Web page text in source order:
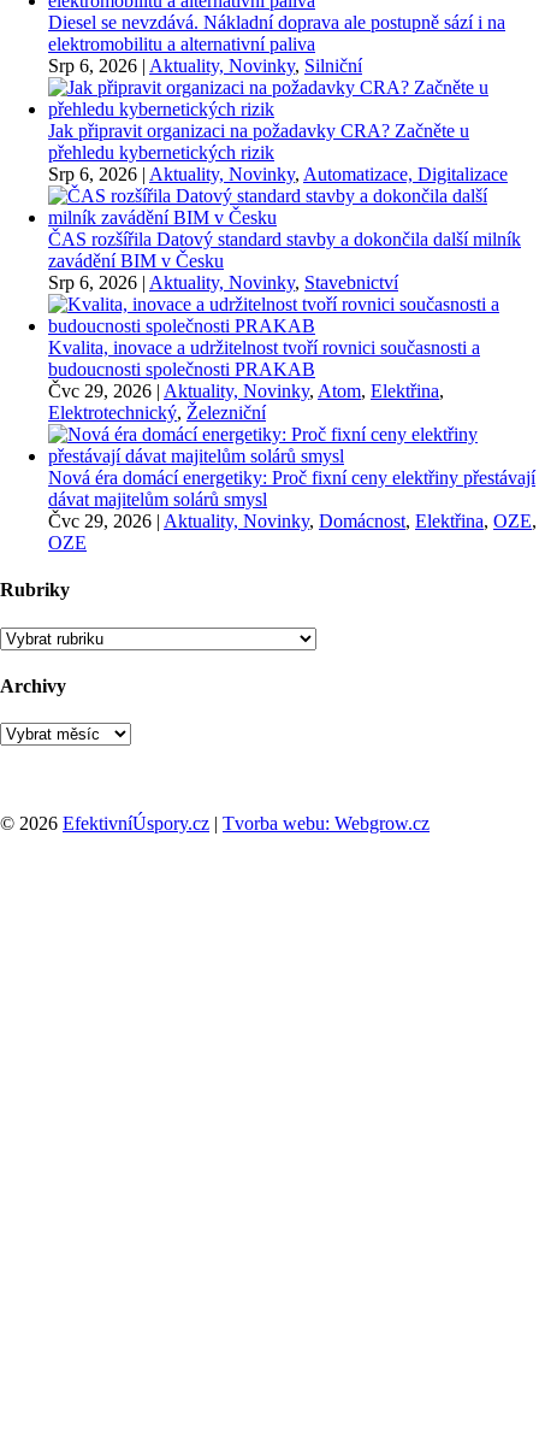
Diesel se nevzdává. Nákladní doprava ale postupně sází i na
elektromobilitu a alternativní paliva
Srp 6, 2026 | Aktuality, Novinky, Silniční
Jak připravit organizaci na požadavky CRA? Začněte u
přehledu kybernetických rizik
Srp 6, 2026 | Aktuality, Novinky, Automatizace, Digitalizace
ČAS rozšířila Datový standard stavby a dokončila další milník
zavádění BIM v Česku
Srp 6, 2026 | Aktuality, Novinky, Stavebnictví
Kvalita, inovace a udržitelnost tvoří rovnici současnosti a
budoucnosti společnosti PRAKAB
Čvc 29, 2026 | Aktuality, Novinky, Atom, Elektřina,
Elektrotechnický, Železniční
Nová éra domácí energetiky: Proč fixní ceny elektřiny přestávají
dávat majitelům solárů smysl
Čvc 29, 2026 | Aktuality, Novinky, Domácnost, Elektřina, OZE,
OZE
Rubriky
Rubriky
Archivy
Archivy
© 2026 EfektivníÚspory.cz | Tvorba webu: Webgrow.cz